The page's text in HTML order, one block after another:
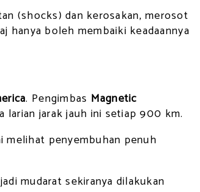
(shocks) dan kerosakan, merosot
hanya boleh membaiki keadaannya
. Pengimbas Magnetic
larian jarak jauh ini setiap 900 km.
melihat penyembuhan penuh
mudarat sekiranya dilakukan